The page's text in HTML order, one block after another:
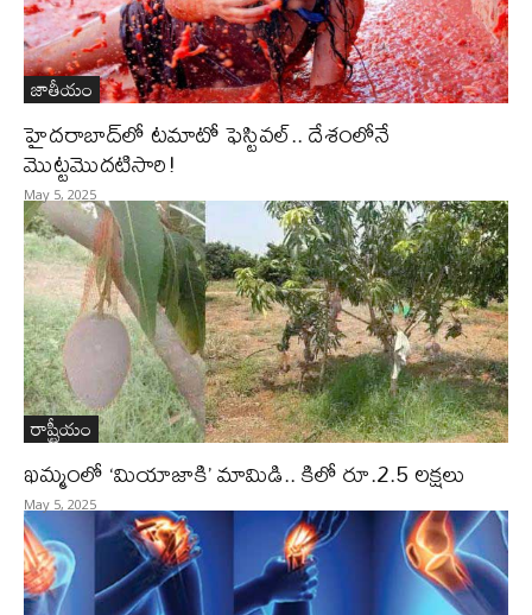
జాతీయం
హైదరాబాద్​లో టమాటో ఫెస్టివల్​.. దేశంలోనే
మొట్టమొదటిసారి!
May 5, 2025
రాష్ట్రీయం
ఖమ్మంలో ‘మియాజాకి’ మామిడి.. కిలో రూ.2.5 లక్షలు
May 5, 2025